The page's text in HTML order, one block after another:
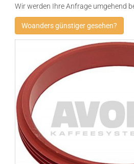
Wir werden Ihre Anfrage umgehend
Woanders günstiger gesehen?